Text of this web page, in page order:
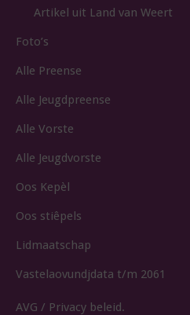
Artikel uit Land van Weert
Foto’s
Alle Preense
Alle Jeugdpreense
Alle Vorste
Alle Jeugdvorste
Oos Kepèl
Oos stiêpels
Lidmaatschap
Vastelaovundjdata t/m 2061
AVG / Privacy beleid.